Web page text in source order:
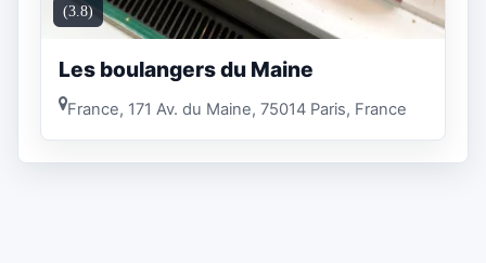
(3.8)
Les boulangers du Maine
France, 171 Av. du Maine, 75014 Paris, France